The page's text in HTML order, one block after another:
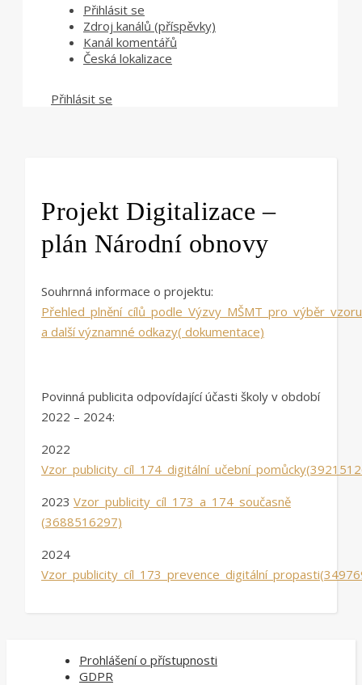
Přihlásit se
Zdroj kanálů (příspěvky)
Kanál komentářů
Česká lokalizace
Přihlásit se
Projekt Digitalizace –
plán Národní obnovy
Souhrnná informace o projektu:
a další významné odkazy( dokumentace)
Povinná publicita odpovídající účasti školy v období
2022 – 2024:
2022
2023 Vzor_publicity_cíl_173_a_174_současně
(3688516297)
2024
Prohlášení o přístupnosti
GDPR